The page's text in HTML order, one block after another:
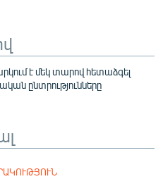
է մեկ տարով հետաձգել
ընտրությունները